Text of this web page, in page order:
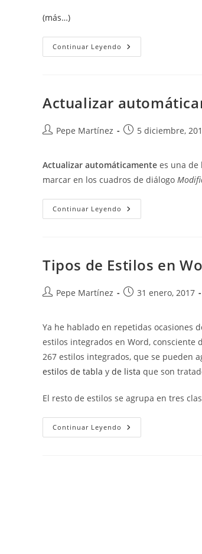
(más…)
Continuar Leyendo Títulos
De
Edición.
Actualizar
Autor
entrada:
Pepe Martínez
Publicación
entrada:
5 diciembre,
Actualizar automáticamente es una de
marcar en los cuadros de diálogo
Continuar Leyendo Actualizar
Automáticamente
Tipos de Estilos en
Autor
entrada:
Pepe Martínez
Publicación
entrada:
31 enero, 2017
Ya he hablado en repetidas ocasiones
estilos integrados en Word, consciente
267 estilos integrados, que se pueden
estilos de tabla y de lista que son
El resto de estilos se agrupa en tres
Continuar Leyendo Tipos
De